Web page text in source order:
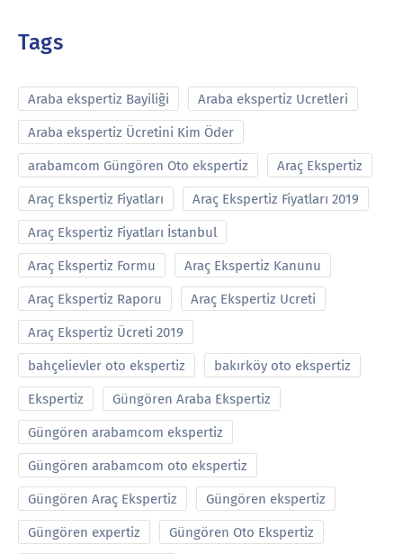
Tags
Araba ekspertiz Bayiliği Araba ekspertiz Ucretleri
Araba ekspertiz Ücretini Kim Öder
arabamcom Güngören Oto ekspertiz Araç Ekspertiz
Araç Ekspertiz Fiyatları Araç Ekspertiz Fiyatları 2019
Araç Ekspertiz Fiyatları İstanbul
Araç Ekspertiz Formu Araç Ekspertiz Kanunu
Araç Ekspertiz Raporu Araç Ekspertiz Ucreti
Araç Ekspertiz Ücreti 2019
bahçelievler oto ekspertiz bakırköy oto ekspertiz
Ekspertiz Güngören Araba Ekspertiz
Güngören arabamcom ekspertiz
Güngören arabamcom oto ekspertiz
Güngören Araç Ekspertiz Güngören ekspertiz
Güngören expertiz Güngören Oto Ekspertiz